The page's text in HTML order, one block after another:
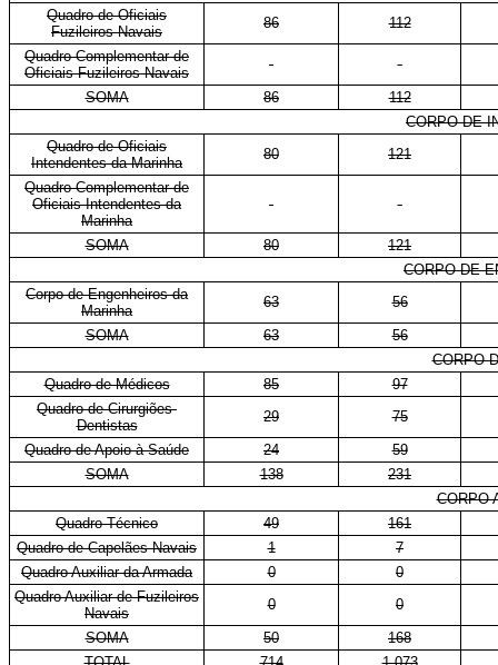
Quadro de Oficiais
Fuzileiros Navais
86
112
Quadro Complementar de
Oficiais Fuzileiros Navais
-
-
SOMA
86
112
CORPO DE
Quadro de Oficiais
Intendentes da Marinha
80
121
Quadro Complementar de
Oficiais Intendentes da
Marinha
- -
SOMA 80
121
CORPO DE
Corpo de Engenheiros da
Marinha
63
56
SOMA
63
56
CORPO
Quadro de Médicos
85
97
Quadro de Cirurgiões-
Dentistas
29
75
Quadro de Apoio à Saúde
24
59
SOMA
138
231
CORPO
Quadro Técnico
49
161
Quadro de Capelães Navais
1
7
Quadro Auxiliar da Armada
0
0
Quadro Auxiliar de Fuzileiros
Navais
0
0
SOMA
50
168